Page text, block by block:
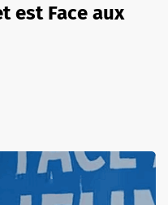
est Face aux